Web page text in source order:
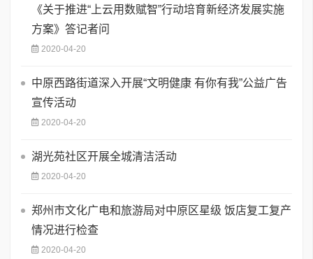
《关于推进“上云用数赋智”行动培育新经济发展实施
方案》答记者问
2020-04-20
中原西路街道深入开展“文明健康 有你有我”公益广告
宣传活动
2020-04-20
湖光苑社区开展全城清洁活动
2020-04-20
郑州市文化广电和旅游局对中原区星级 饭店复工复产
情况进行检查
2020-04-20